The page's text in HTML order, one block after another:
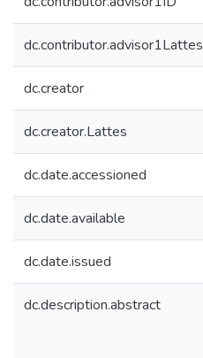
dc.contributor.advisor1Lattes
dc.creator
dc.creator.Lattes
dc.date.accessioned
dc.date.available
dc.date.issued
dc.description.abstract